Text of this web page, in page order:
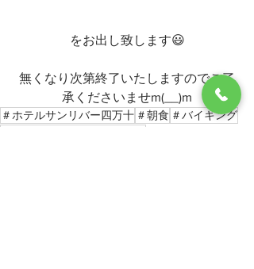
をお出し致します😃
無くなり次第終了いたしますのでご了
承くださいませm(__)m
＃ホテルサンリバー四万十 ＃朝食 ＃バイキング